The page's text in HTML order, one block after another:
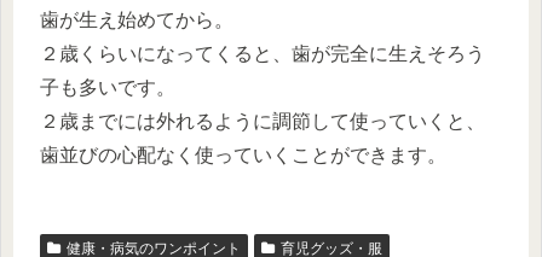
歯が生え始めてから。
２歳くらいになってくると、歯が完全に生えそろう
子も多いです。
２歳までには外れるように調節して使っていくと、
歯並びの心配なく使っていくことができます。
健康・病気のワンポイント 育児グッズ・服